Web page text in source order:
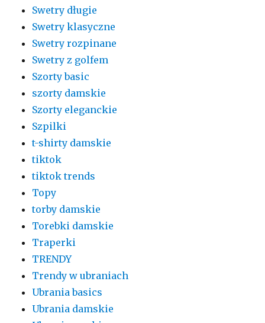
Swetry długie
Swetry klasyczne
Swetry rozpinane
Swetry z golfem
Szorty basic
szorty damskie
Szorty eleganckie
Szpilki
t-shirty damskie
tiktok
tiktok trends
Topy
torby damskie
Torebki damskie
Traperki
TRENDY
Trendy w ubraniach
Ubrania basics
Ubrania damskie